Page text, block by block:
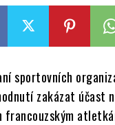
sportovních
zakázat účast
francouzským